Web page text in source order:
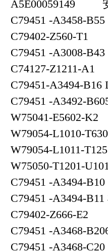
A5E00059149 安
C79451 -A3458-
C79402-Z560-
C79451 -A3008-
C74127-Z1211-
C79451-A3494-B16
C79451 -A3492-
W75041-E5602-
W79054-L1010-
W79054-L1011-
W75050-T1201-
C79451 -A3494-
C79451 -A3494-
C79402-Z666-
C79451 -A3468-
C79451 -A3468-